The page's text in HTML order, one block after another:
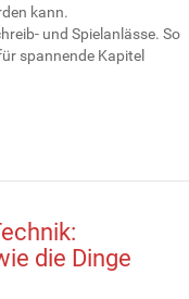
kann.
und Spielanlässe. So
spannende Kapitel
die Dinge